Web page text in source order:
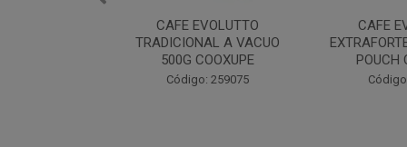
CAFE EVOLUTTO
EXTRAFORTE MOIDO 500G
POUCH COOXUPE
Código: 259076
CAFE
POUCH